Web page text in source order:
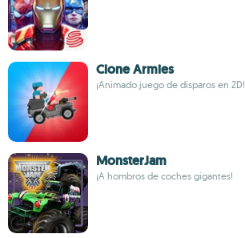
Clone Armies
¡Animado juego de disparos en 2D!
MonsterJam
¡A hombros de coches gigantes!